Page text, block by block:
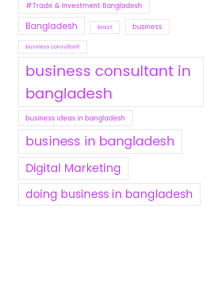
#Trade & Investment Bangladesh
Bangladesh brazil business
business consultant
business consultant in
bangladesh
business ideas in bangladesh
business in bangladesh
Digital Marketing
doing business in bangladesh